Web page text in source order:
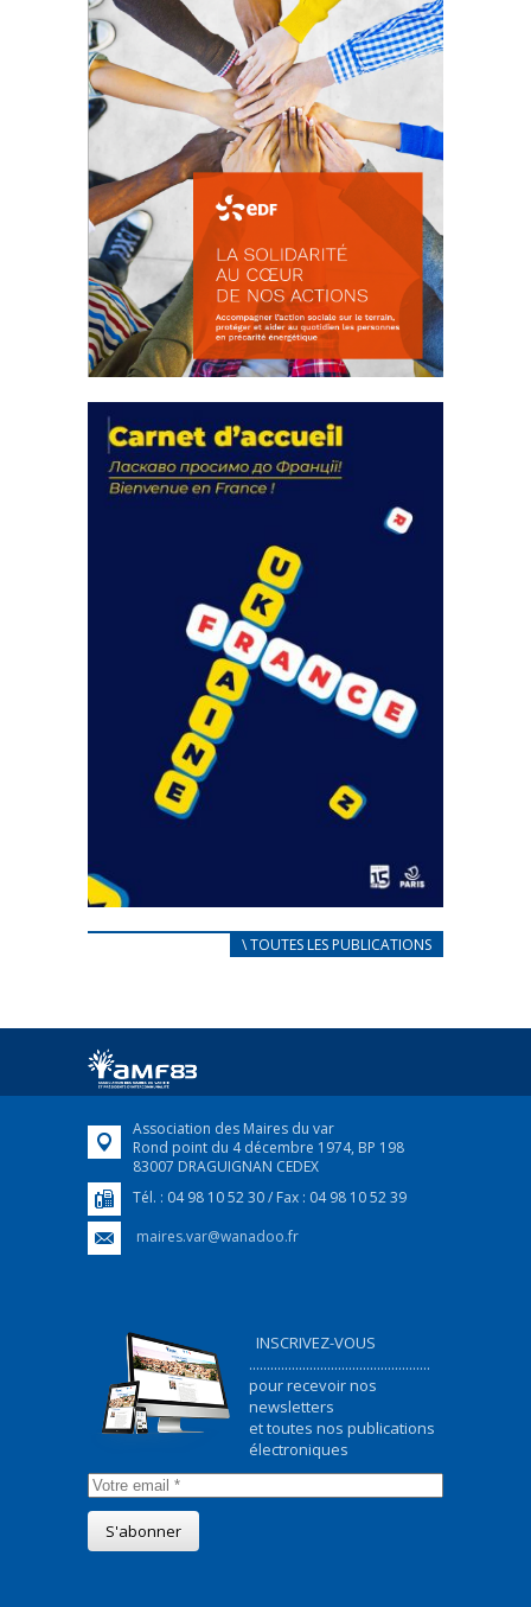
actions
18 septembre 2023
FEUILLETER
CARNET D’ACCUEIL
Afin d’accompagner au mieux les réfugiés
FEUILLETER
\ TOUTES LES PUBLICATIONS
Association des Maires du var
Rond point du 4 décembre 1974, BP 198
83007 DRAGUIGNAN CEDEX
Tél. : 04 98 10 52 30 / Fax : 04 98 10 52 39
maires.var@wanadoo.fr
INSCRIVEZ-VOUS
...................................................
pour recevoir nos
newsletters
et toutes nos publications
électroniques